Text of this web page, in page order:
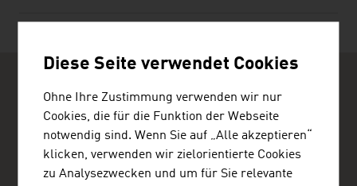
Diese Seite verwendet Cookies
Ohne Ihre Zustimmung verwenden wir nur
Cookies, die für die Funktion der Webseite
notwendig sind. Wenn Sie auf „Alle akzeptieren“
klicken, verwenden wir zielorientierte Cookies
zu Analysezwecken und um für Sie relevante